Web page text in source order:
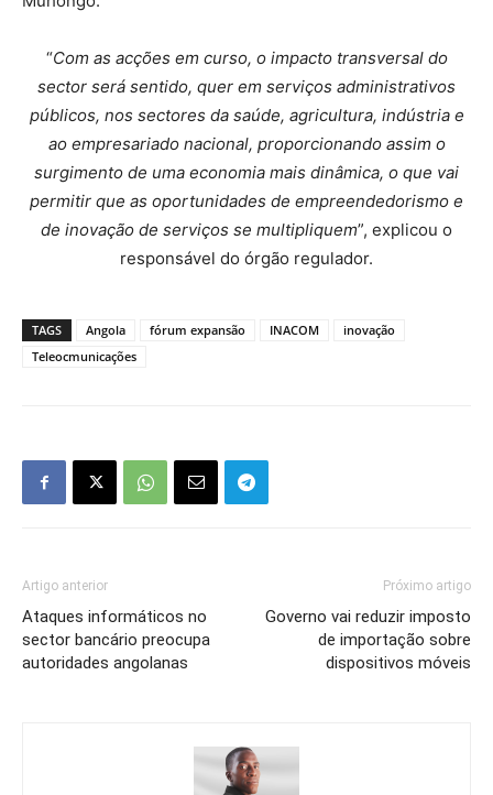
“Com as acções em curso, o impacto transversal do
sector será sentido, quer em serviços administrativos
públicos, nos sectores da saúde, agricultura, indústria e
ao empresariado nacional, proporcionando assim o
surgimento de uma economia mais dinâmica, o que vai
permitir que as oportunidades de empreendedorismo e
de inovação de serviços se multipliquem”, explicou o
responsável do órgão regulador.
TAGS Angola fórum expansão INACOM
inovação
Teleocmunicações
Artigo anterior
Ataques informáticos no
sector bancário preocupa
autoridades angolanas
Próximo artigo
Governo vai reduzir imposto
de importação sobre
dispositivos móveis